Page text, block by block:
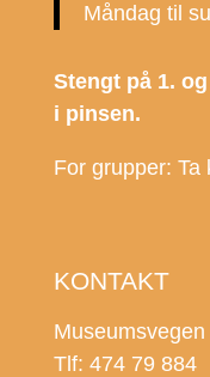
Måndag til
Stengt på 1.
i pinsen.
For grupper:
KONTAKT
Tlf: 474 79 884